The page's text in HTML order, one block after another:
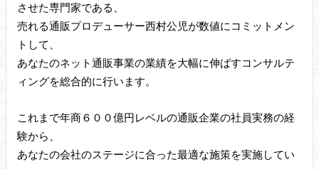
させた専門家である、
売れる通販プロデューサー西村公児が数値にコミットメン
トして、
あなたのネット通販事業の業績を大幅に伸ばすコンサルテ
ィングを総合的に行います。
これまで年商６００億円レベルの通販企業の社員実務の経
験から、
あなたの会社のステージに合った最適な施策を実施してい